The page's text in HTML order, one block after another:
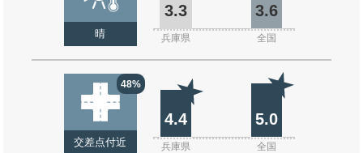
晴
3.3 3.6
兵庫県 全国
48%
交差点付近
4.4 5.0
兵庫県 全国